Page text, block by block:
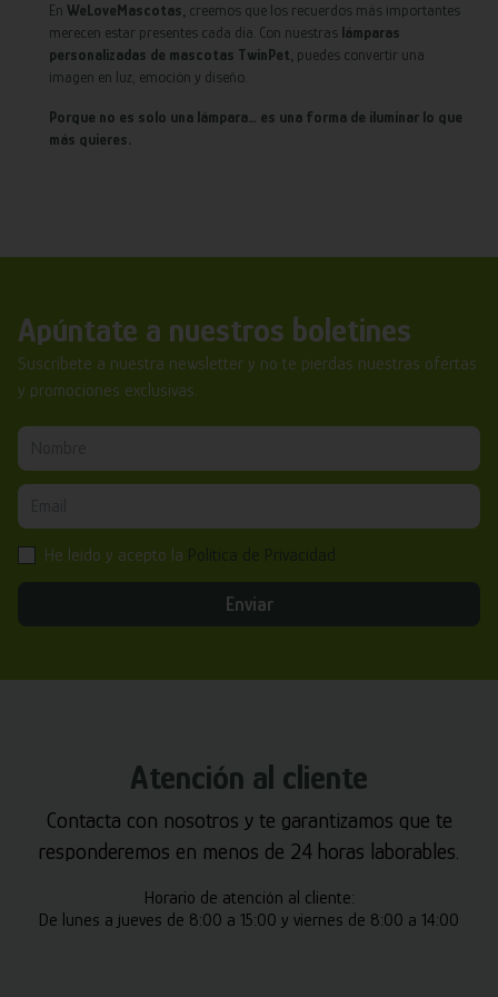
En WeLoveMascotas, creemos que los recuerdos más importantes
merecen estar presentes cada día. Con nuestras lámparas
personalizadas de mascotas TwinPet, puedes convertir una
imagen en luz, emoción y diseño.
Porque no es solo una lámpara… es una forma de iluminar lo que
más quieres.
Apúntate a nuestros boletines
Suscríbete a nuestra newsletter y no te pierdas nuestras ofertas
y promociones exclusivas.
He leído y acepto la
Enviar
Atención al cliente
Contacta con nosotros y te garantizamos que te
responderemos en menos de 24 horas laborables.
Horario de atención al cliente:
De lunes a jueves de 8:00 a 15:00 y viernes de 8:00 a 14:00